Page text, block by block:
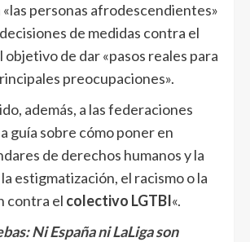
«las personas afrodescendientes»
de medidas contra el
objetivo de dar «pasos reales para
preocupaciones».
además, a las federaciones
guía sobre cómo poner en
de derechos humanos y la
estigmatización, el racismo o la
contra el colectivo LGTBI«.
Ni España ni LaLiga son